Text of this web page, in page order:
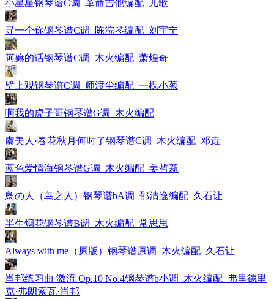
小星星钢琴谱C调_革命吉他编配_儿歌
寻一个你钢琴谱C调_陈浣琴编配_刘宇宁
阿嫲的话钢琴谱C调_木火编配_萧煌奇
壁上观钢琴谱C调_师渡尘编配_一棵小葱
啊我的虎子哥钢琴谱G调_木火编配
虞美人·春花秋月何时了钢琴谱C调_木火编配_邓垚
蓝色爱情海钢琴谱G调_木火编配_姜哲新
鳥の人（鸟之人）钢琴谱bA调_邵清逸编配_久石让
半生烟花钢琴谱B调_木火编配_常思思
Always with me（原版）钢琴谱原调_木火编配_久石让
肖邦练习曲 激流 Op.10 No.4钢琴谱b小调_木火编配_弗里德里
克·弗朗索瓦·肖邦